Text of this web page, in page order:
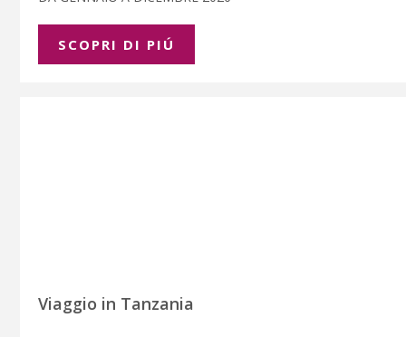
SCOPRI DI PIÚ
Viaggio in Tanzania